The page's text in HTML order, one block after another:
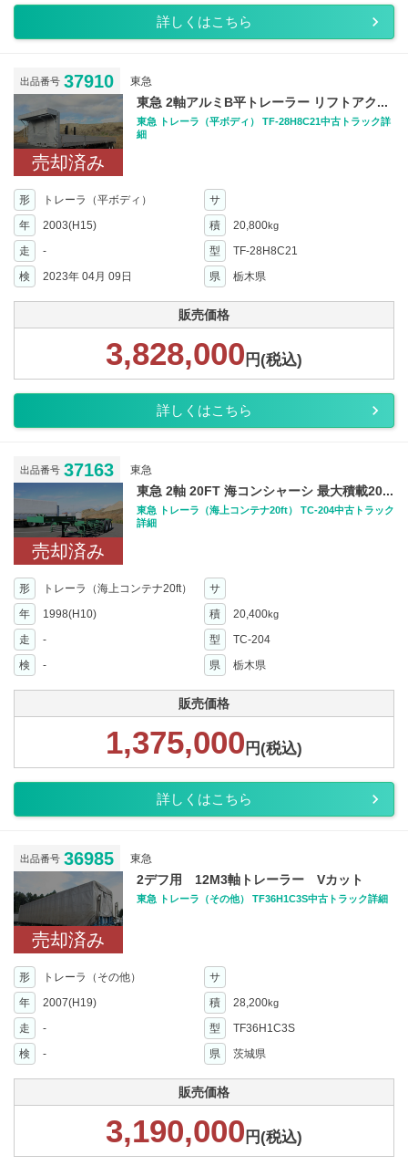
詳しくはこちら
出品番号 37910 東急
売却済み
東急 2軸アルミB平トレーラー リフトアク...
東急 トレーラ（平ボディ） TF-28H8C21中古トラック詳
細
形 トレーラ（平ボディ）
サ
年
2003(H15) 積 20,800kg
走 - 型
TF-28H8C21
検
2023年 04月 09日 県 栃木県
販売価格
3,828,000 円(税込)
詳しくはこちら
出品番号 37163 東急
売却済み
東急 2軸 20FT 海コンシャーシ 最大積載20...
東急 トレーラ（海上コンテナ20ft） TC-204中古トラック
詳細
形 トレーラ（海上コンテナ20ft）
サ
年
1998(H10) 積 20,400kg
走 - 型
TC-204
検
- 県 栃木県
販売価格
1,375,000 円(税込)
詳しくはこちら
出品番号 36985 東急
売却済み
2デフ用 12M3軸トレーラー Vカット
東急 トレーラ（その他） TF36H1C3S中古トラック詳細
形 トレーラ（その他）
サ
年
2007(H19) 積 28,200kg
走 - 型
TF36H1C3S
検
- 県 茨城県
販売価格
3,190,000 円(税込)